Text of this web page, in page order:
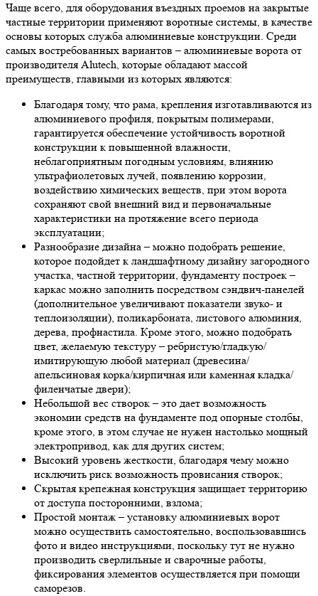
Чаще всего, для оборудования въездных проемов на закрытые
частные территории применяют воротные системы, в качестве
основы которых служба алюминиевые конструкции. Среди
самых востребованных вариантов – алюминиевые ворота от
производителя Alutech, которые обладают массой
преимуществ, главными из которых являются:
Благодаря тому, что рама, крепления изготавливаются из
алюминиевого профиля, покрытым полимерами,
гарантируется обеспечение устойчивость воротной
конструкции к повышенной влажности,
неблагоприятным погодным условиям, влиянию
ультрафиолетовых лучей, появлению коррозии,
воздействию химических веществ, при этом ворота
сохраняют свой внешний вид и первоначальные
характеристики на протяжение всего периода
эксплуатации;
Разнообразие дизайна – можно подобрать решение,
которое подойдет к ландшафтному дизайну загородного
участка, частной территории, фундаменту построек –
каркас можно заполнить посредством сэндвич-панелей
(дополнительное увеличивают показатели звуко- и
теплоизоляции), поликарбоната, листового алюминия,
дерева, профнастила. Кроме этого, можно подобрать
цвет, желаемую текстуру – ребристую/гладкую/
имитирующую любой материал (древесина/
апельсиновая корка/кирпичная или каменная кладка/
филенчатые двери);
Небольшой вес створок – это дает возможность
экономии средств на фундаменте под опорные столбы,
кроме этого, в этом случае не нужен настолько мощный
электропривод, как для других систем;
Высокий уровень жесткости, благодаря чему можно
исключить риск возможность провисания створок;
Скрытая крепежная конструкция защищает территорию
от доступа посторонними, взлома;
Простой монтаж – установку алюминиевых ворот
можно осуществить самостоятельно, воспользовавшись
фото и видео инструкциями, поскольку тут не нужно
производить сверлильные и сварочные работы,
фиксирования элементов осуществляется при помощи
саморезов.